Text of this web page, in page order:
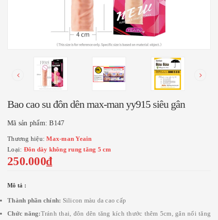
Bao cao su đôn dên max-man yy915 siêu gân
Mã sản phẩm:B147
Thương hiệu:Max-man Yeain
Loại: Đôn dày không rung tăng 5 cm
250.000₫
Mô tả :
Thành phần chính: Silicon màu da cao cấp
Chức năng:Tránh thai, đôn dên tăng kích thước thêm 5cm, gân nổi tăng